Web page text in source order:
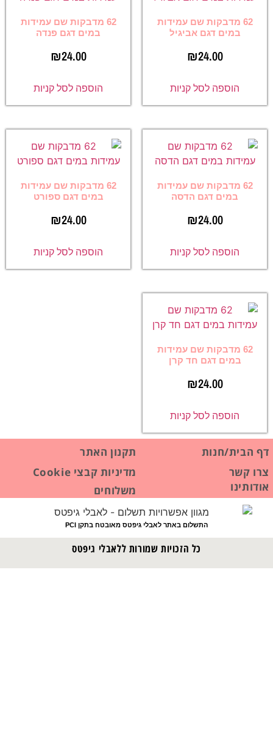
62 מדבקות שם עמידות
במים דגם אביגיל
₪24.00
הוספה לסל קניות
62 מדבקות שם עמידות
במים דגם פנדה
₪24.00
הוספה לסל קניות
62 מדבקות שם עמידות
במים דגם הדסה
₪24.00
הוספה לסל קניות
62 מדבקות שם עמידות
במים דגם ספורט
₪24.00
הוספה לסל קניות
62 מדבקות שם עמידות
במים דגם חד קרן
₪24.00
הוספה לסל קניות
דף הבית/חנות
צרו קשר
תקנון האתר
מדיניות קבצי Cookie
אודותינו
משלוחים
התשלום באתר לאבלי גיפטס מאובטח בתקן PCI
כל הזכויות שמורות ללאבלי גיפטס